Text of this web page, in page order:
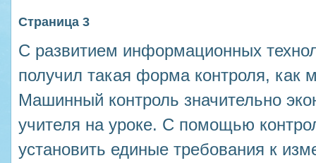
Страница 3
С развитием информационных
получил такая форма контроля, как
Машинный контроль значительно
учителя на уроке. С помощью
установить единые требования к